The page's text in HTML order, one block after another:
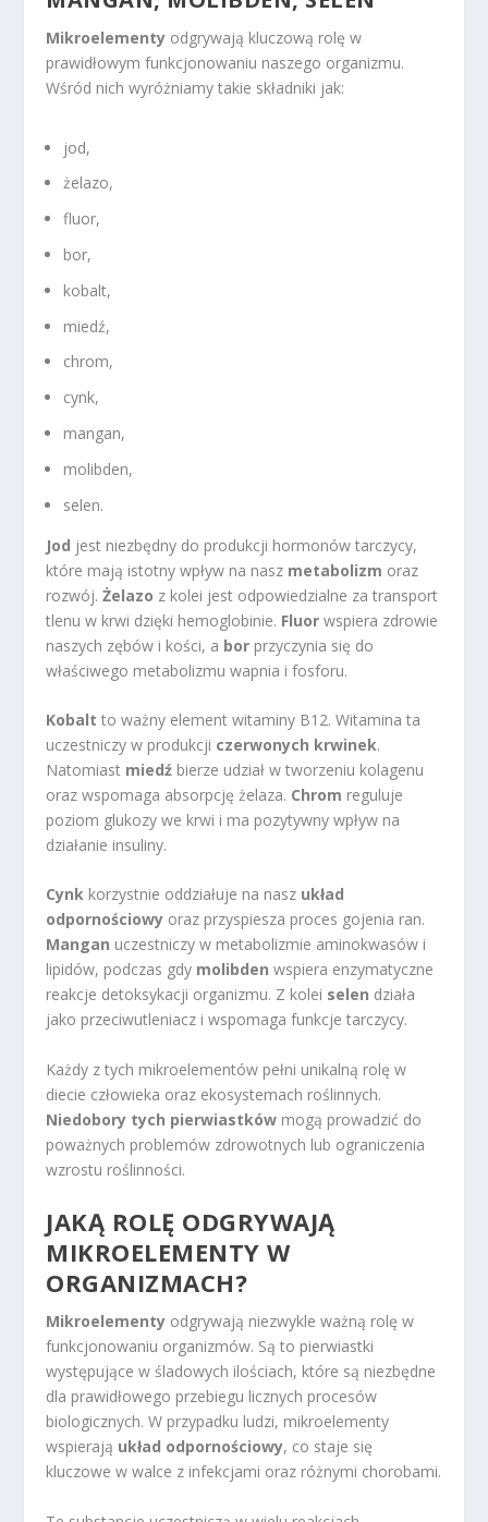
Mikroelementy odgrywają kluczową rolę w
prawidłowym funkcjonowaniu naszego organizmu.
Wśród nich wyróżniamy takie składniki jak:
jod,
żelazo,
fluor,
bor,
kobalt,
miedź,
chrom,
cynk,
mangan,
molibden,
selen.
Jod jest niezbędny do produkcji hormonów tarczycy,
które mają istotny wpływ na nasz metabolizm oraz
rozwój.Żelazo z kolei jest odpowiedzialne za transport
tlenu w krwi dzięki hemoglobinie. Fluor wspiera zdrowie
naszych zębów i kości, a bor przyczynia się do
właściwego metabolizmu wapnia i fosforu.
Kobalt to ważny element witaminy B12. Witamina ta
uczestniczy w produkcji czerwonych krwinek.
Natomiast miedź bierze udział w tworzeniu kolagenu
oraz wspomaga absorpcję żelaza. Chrom reguluje
poziom glukozy we krwi i ma pozytywny wpływ na
działanie insuliny.
Cynk korzystnie oddziałuje na nasz układ
odpornościowy oraz przyspiesza proces gojenia ran.
Mangan uczestniczy w metabolizmie aminokwasów i
lipidów, podczas gdy molibden wspiera enzymatyczne
reakcje detoksykacji organizmu. Z kolei selen działa
jako przeciwutleniacz i wspomaga funkcje tarczycy.
Każdy z tych mikroelementów pełni unikalną rolę w
diecie człowieka oraz ekosystemach roślinnych.
Niedobory tych pierwiastków mogą prowadzić do
poważnych problemów zdrowotnych lub ograniczenia
wzrostu roślinności.
JAKĄ ROLĘ ODGRYWAJĄ
MIKROELEMENTY W
ORGANIZMACH?
Mikroelementy odgrywają niezwykle ważną rolę w
funkcjonowaniu organizmów. Są to pierwiastki
występujące w śladowych ilościach, które są niezbędne
dla prawidłowego przebiegu licznych procesów
biologicznych. W przypadku ludzi, mikroelementy
wspierają układ odpornościowy, co staje się
kluczowe w walce z infekcjami oraz różnymi chorobami.